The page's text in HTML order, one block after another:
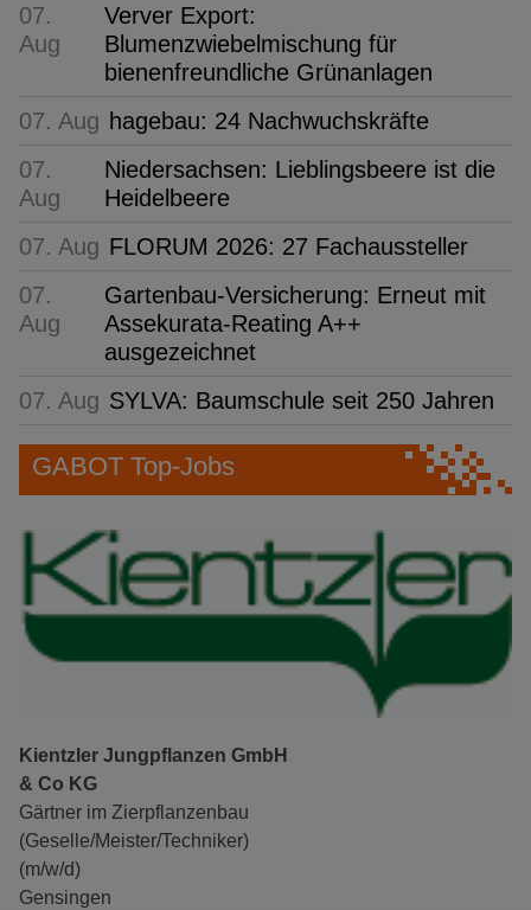
07.
Aug
Verver Export:
Blumenzwiebelmischung für
bienenfreundliche Grünanlagen
07. Aug hagebau: 24 Nachwuchskräfte
07.
Aug
Niedersachsen: Lieblingsbeere ist die
Heidelbeere
07. Aug FLORUM 2026: 27 Fachaussteller
07.
Aug
Gartenbau-Versicherung: Erneut mit
Assekurata-Reating A++
ausgezeichnet
07. Aug SYLVA: Baumschule seit 250 Jahren
GABOT Top-Jobs
Kientzler Jungpflanzen GmbH
& Co KG
Gärtner im Zierpflanzenbau
(Geselle/Meister/Techniker)
(m/w/d)
Gensingen